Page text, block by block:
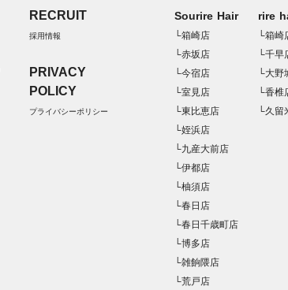
RECRUIT
採用情報
PRIVACY
POLICY
プライバシーポリシー
Sourire Hair
└箱崎店
└赤坂店
└今宿店
└室見店
└東比恵店
└姪浜店
└九産大前店
└伊都店
└柚須店
└春日店
└春日千歳町店
└博多店
└雑餉隈店
└荒戸店
rire
└箱崎
└千早
└大野
└香椎
└久留